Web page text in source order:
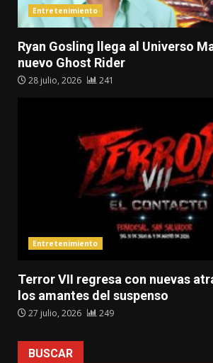
Entretenimiento
Ryan Gosling llega al Universo
nuevo Ghost Rider
28 julio, 2026 241
Entretenimiento
Terror VII regresa con nuevas
los amantes del suspenso
27 julio, 2026 249
BUSCAR